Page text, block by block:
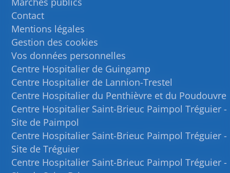
Contact
Mentions légales
Gestion des cookies
Vos données personnelles
Centre Hospitalier de Guingamp
Centre Hospitalier de Lannion-Trestel
Centre Hospitalier du Penthièvre et du Poudouvre
Centre Hospitalier Saint-Brieuc Paimpol Tréguier -
Site de Paimpol
Centre Hospitalier Saint-Brieuc Paimpol Tréguier -
Site de Tréguier
Centre Hospitalier Saint-Brieuc Paimpol Tréguier -